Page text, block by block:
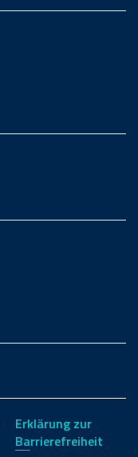
Erklärung zur
Barrierefreiheit